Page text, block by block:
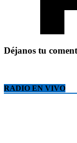
Déjanos tu
RADIO EN VIVO